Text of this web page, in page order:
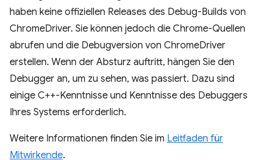
haben keine offiziellen Releases des Debug-Builds von
ChromeDriver. Sie können jedoch die Chrome-Quellen
abrufen und die Debugversion von ChromeDriver
erstellen. Wenn der Absturz auftritt, hängen Sie den
Debugger an, um zu sehen, was passiert. Dazu sind
einige C++-Kenntnisse und Kenntnisse des Debuggers
Ihres Systems erforderlich.
Weitere Informationen finden Sie im Leitfaden für
Mitwirkende.